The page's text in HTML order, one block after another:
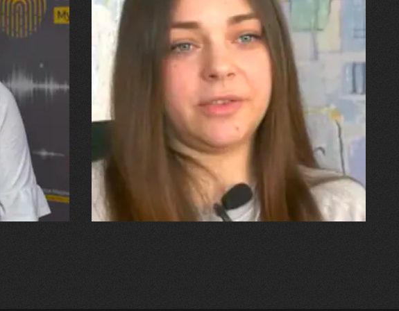
27.07.2026
"Я перенесла 11 операцій, та
плакала від фантомного
болю. Але маленька донька
бере за руку і змушує йти
далі"